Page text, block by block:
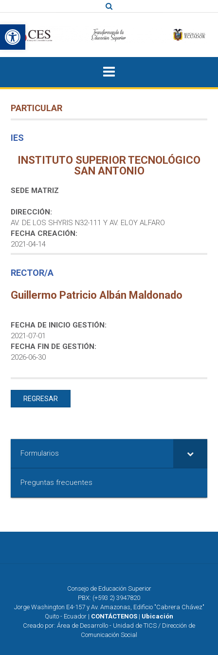
Abrir barra de herramientas
al
contenido
PARTICULAR
IES
INSTITUTO SUPERIOR TECNOLÓGICO
SAN ANTONIO
SEDE MATRIZ
DIRECCIÓN:
AV. DE LOS SHYRIS N32-111 Y AV. ELOY ALFARO
FECHA CREACIÓN:
2021-04-14
RECTOR/A
Guillermo Patricio Albán Maldonado
FECHA DE INICIO GESTIÓN:
2021-07-01
FECHA FIN DE GESTIÓN:
2026-06-30
REGRESAR
Formularios
Preguntas frecuentes
Consejo de Educación Superior
PBX: (+593 2) 3947820
Jorge Washington E4-157 y Av. Amazonas, Edificio "Cabrera Chávez"
Quito - Ecuador | CONTÁCTENOS | Ubicación
Creado por: Área de Desarrollo - Unidad de TICS / Dirección de
Comunicación Social